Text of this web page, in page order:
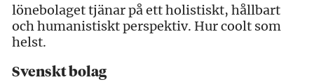
lönebolaget tjänar på ett holistiskt, hållbart
och humanistiskt perspektiv. Hur coolt som
helst.
Svenskt bolag